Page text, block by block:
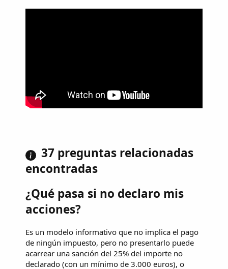
37 preguntas relacionadas
encontradas
¿Qué pasa si no declaro mis
acciones?
Es un modelo informativo que no implica el pago
de ningún impuesto, pero no presentarlo puede
acarrear una sanción del 25% del importe no
declarado (con un mínimo de 3.000 euros), o